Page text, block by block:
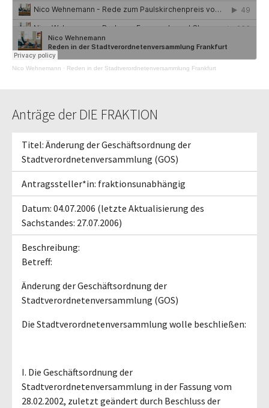
Nico Wehnemann · Reden in der Stadtverordnetenversammlung Frankfurt
Anträge der DIE FRAKTION
Titel: Änderung der Geschäftsordnung der
Stadtverordnetenversammlung (GOS)
Antragssteller*in: fraktionsunabhängig
Datum: 04.07.2006 (letzte Aktualisierung des
Sachstandes: 27.07.2006)
Beschreibung:
Betreff:
Änderung der Geschäftsordnung der
Stadtverordnetenversammlung (GOS)
Die Stadtverordnetenversammlung wolle beschließen:
I. Die Geschäftsordnung der
Stadtverordnetenversammlung in der Fassung vom
28.02.2002, zuletzt geändert durch Beschluss der